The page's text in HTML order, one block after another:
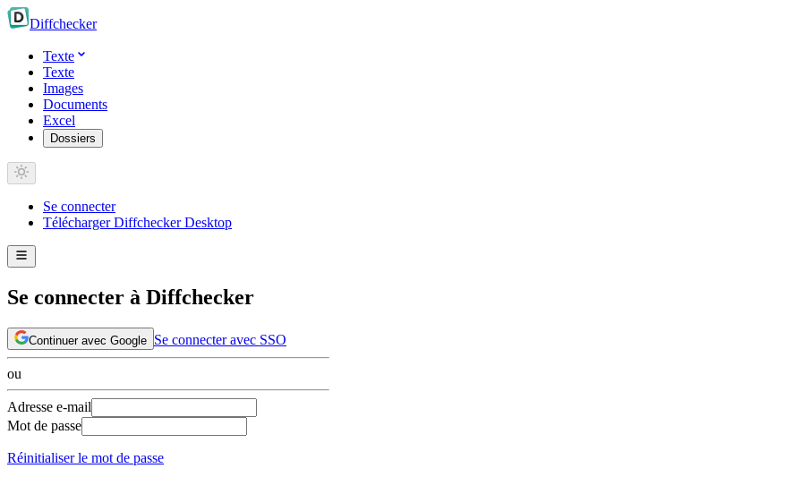
Diffchecker
Texte
Texte
Images
Documents
Excel
Dossiers
Se connecter
Télécharger Diffchecker Desktop
Se connecter à Diffchecker
Continuer avec Google Se connecter avec SSO
ou
Adresse e-mail
Mot de passe
Réinitialiser le mot de passe